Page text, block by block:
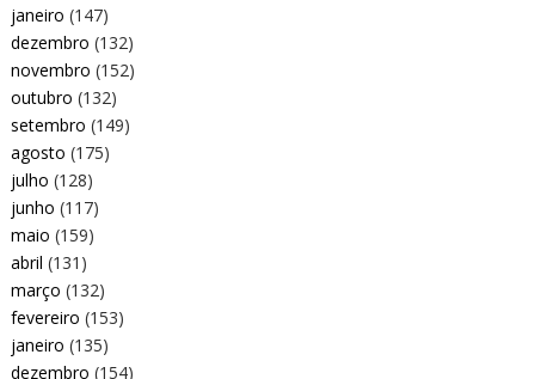
janeiro (147)
dezembro (132)
novembro (152)
outubro (132)
setembro (149)
agosto (175)
julho (128)
junho (117)
maio (159)
abril (131)
março (132)
fevereiro (153)
janeiro (135)
dezembro (154)